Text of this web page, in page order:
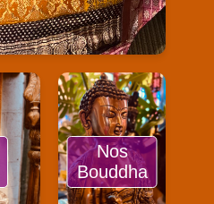
Nos
Bouddha